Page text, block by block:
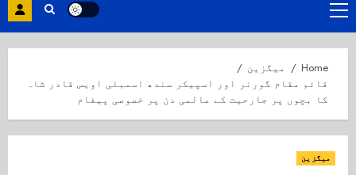
Primary
Menu
Home
میگزین
قائم مقام گورنر اور اسپیکر سندھ اسمبلی اویس قادر شاہ
کا بچوں پر جارحیت کے عالمی دن پر خصوصی پیغام
میگزین